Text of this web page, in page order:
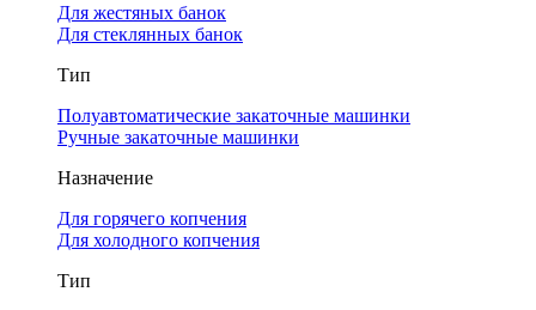
Для жестяных банок
Для стеклянных банок
Тип
Полуавтоматические закаточные машинки
Ручные закаточные машинки
Назначение
Для горячего копчения
Для холодного копчения
Тип